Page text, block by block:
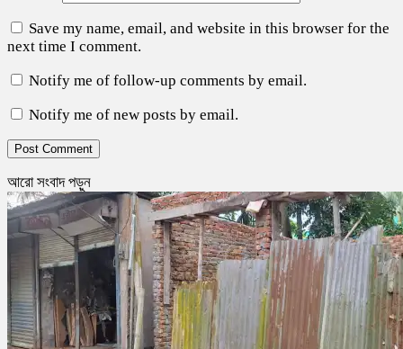
Save my name, email, and website in this browser for the
next time I comment.
Notify me of follow-up comments by email.
Notify me of new posts by email.
আরো সংবাদ পড়ুন